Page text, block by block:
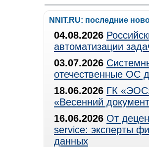
NNIT.RU: последние
04.08.2026
автоматизации
03.07.2026
отечественные ОС
18.06.2026 ГК
«Весенний
16.06.2026 От
service: эксперты
данных